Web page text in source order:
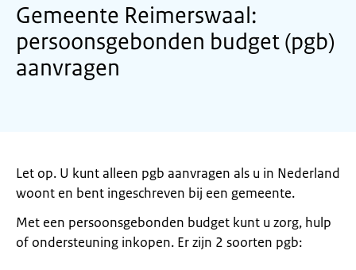
Gemeente Reimerswaal:
persoonsgebonden budget (pgb)
aanvragen
Let op. U kunt alleen pgb aanvragen als u in Nederland
woont en bent ingeschreven bij een gemeente.
Met een persoonsgebonden budget kunt u zorg, hulp
of ondersteuning inkopen. Er zijn 2 soorten pgb: